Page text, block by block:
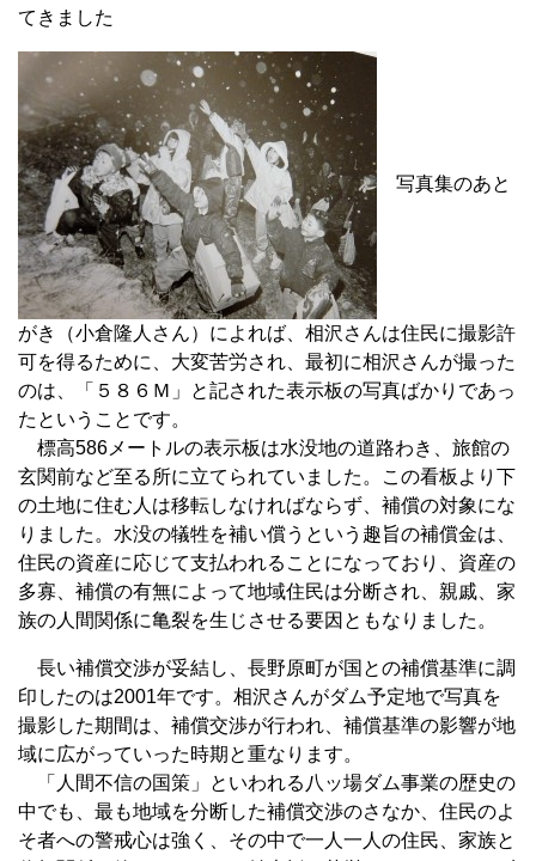
てきました
写真集のあと
がき（小倉隆人さん）によれば、相沢さんは住民に撮影許
可を得るために、大変苦労され、最初に相沢さんが撮った
のは、「５８６Ｍ」と記された表示板の写真ばかりであっ
たということです。
標高586メートルの表示板は水没地の道路わき、旅館の
玄関前など至る所に立てられていました。この看板より下
の土地に住む人は移転しなければならず、補償の対象にな
りました。水没の犠牲を補い償うという趣旨の補償金は、
住民の資産に応じて支払われることになっており、資産の
多寡、補償の有無によって地域住民は分断され、親戚、家
族の人間関係に亀裂を生じさせる要因ともなりました。
長い補償交渉が妥結し、長野原町が国との補償基準に調
印したのは2001年です。相沢さんがダム予定地で写真を
撮影した期間は、補償交渉が行われ、補償基準の影響が地
域に広がっていった時期と重なります。
「人間不信の国策」といわれる八ッ場ダム事業の歴史の
中でも、最も地域を分断した補償交渉のさなか、住民のよ
そ者への警戒心は強く、その中で一人一人の住民、家族と